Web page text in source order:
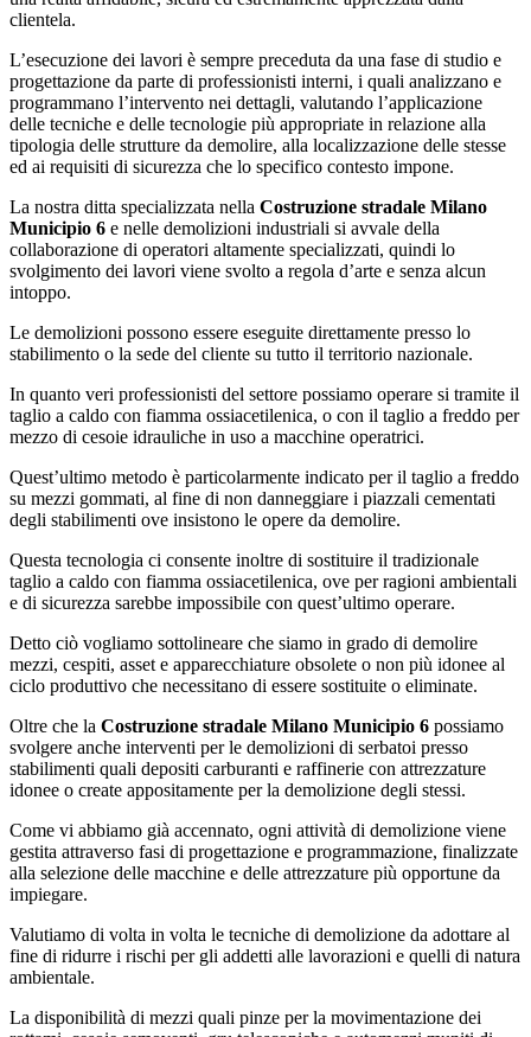
clientela.
L’esecuzione dei lavori è sempre preceduta da una fase di studio e
progettazione da parte di professionisti interni, i quali analizzano e
programmano l’intervento nei dettagli, valutando l’applicazione
delle tecniche e delle tecnologie più appropriate in relazione alla
tipologia delle strutture da demolire, alla localizzazione delle stesse
ed ai requisiti di sicurezza che lo specifico contesto impone.
La nostra ditta specializzata nella Costruzione stradale Milano
Municipio 6 e nelle demolizioni industriali si avvale della
collaborazione di operatori altamente specializzati, quindi lo
svolgimento dei lavori viene svolto a regola d’arte e senza alcun
intoppo.
Le demolizioni possono essere eseguite direttamente presso lo
stabilimento o la sede del cliente su tutto il territorio nazionale.
In quanto veri professionisti del settore possiamo operare si tramite il
taglio a caldo con fiamma ossiacetilenica, o con il taglio a freddo per
mezzo di cesoie idrauliche in uso a macchine operatrici.
Quest’ultimo metodo è particolarmente indicato per il taglio a freddo
su mezzi gommati, al fine di non danneggiare i piazzali cementati
degli stabilimenti ove insistono le opere da demolire.
Questa tecnologia ci consente inoltre di sostituire il tradizionale
taglio a caldo con fiamma ossiacetilenica, ove per ragioni ambientali
e di sicurezza sarebbe impossibile con quest’ultimo operare.
Detto ciò vogliamo sottolineare che siamo in grado di demolire
mezzi, cespiti, asset e apparecchiature obsolete o non più idonee al
ciclo produttivo che necessitano di essere sostituite o eliminate.
Oltre che la Costruzione stradale Milano Municipio 6 possiamo
svolgere anche interventi per le demolizioni di serbatoi presso
stabilimenti quali depositi carburanti e raffinerie con attrezzature
idonee o create appositamente per la demolizione degli stessi.
Come vi abbiamo già accennato, ogni attività di demolizione viene
gestita attraverso fasi di progettazione e programmazione, finalizzate
alla selezione delle macchine e delle attrezzature più opportune da
impiegare.
Valutiamo di volta in volta le tecniche di demolizione da adottare al
fine di ridurre i rischi per gli addetti alle lavorazioni e quelli di natura
ambientale.
La disponibilità di mezzi quali pinze per la movimentazione dei